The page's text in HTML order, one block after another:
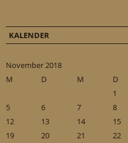
KALENDER
November 2018
M
D M D
1
5
6 7 8
12
13 14 15
19
20 21 22